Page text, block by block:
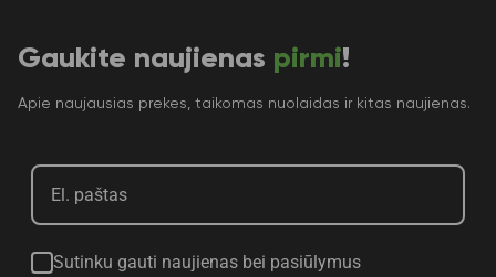
Gaukite naujienas pirmi!
Apie naujausias prekes, taikomas nuolaidas ir kitas naujienas.
Sutinku gauti naujienas bei pasiūlymus